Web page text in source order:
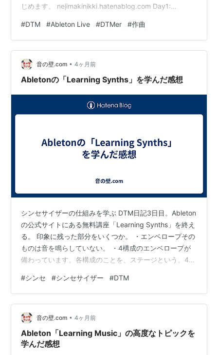
じめます。 nejimakinikki.hatenablog.com Day1:
otonokabe.com Day4: ようやくAbleton Live12をひさび
さに起動。ポチポチボタンの位置やサンプルをいじった
りして、感触を確かめる。 ダウンロードできるPackが増
えていたので、そ…
#DTM #Ableton Live #DTMer #作曲
音の壁.com • 4ヶ月前
Abletonの「Learning Synths」を学んだ感想
シンセサイザーの仕組みを学ぶ DTM日記3日目。Ableton
の公式サイトにある無料講座「Learning Synths」を終え
る。 印象に残った部分をいくつか。 ・エンベロープその
ものは音を鳴らしていない。 ・4構成のエンベロープが
備わっています。各構成のことを、ステージという。4つ
（Decay）、サステイン（Sustain）、リリース
（Release）と呼ぶ ・サステインを最大にすると、ディ
ケイによる変化がなくなり、ピッチが最大の状態でとど
まる ・LFO遊具が回ると、スピーカーの前面が近づいた
り離れたりするため、その動きに合わせて音が…
#シンセ #シンセサイザー #DTM
音の壁.com • 4ヶ月前
Ableton「Learning Music」の高度なトピックを
学んだ感想